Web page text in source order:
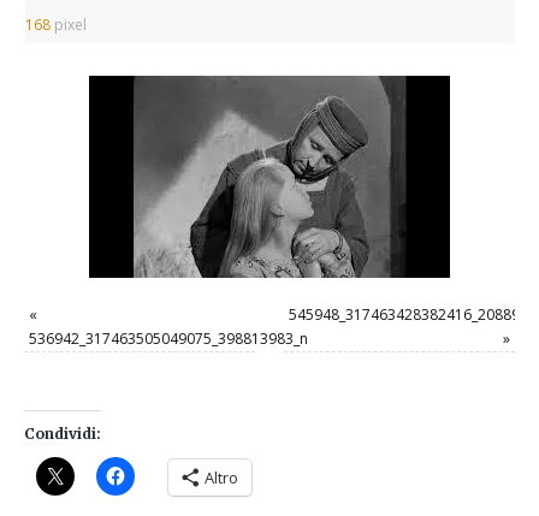
168 pixel
«
536942_317463505049075_398813983_n
»
Condividi:
Altro